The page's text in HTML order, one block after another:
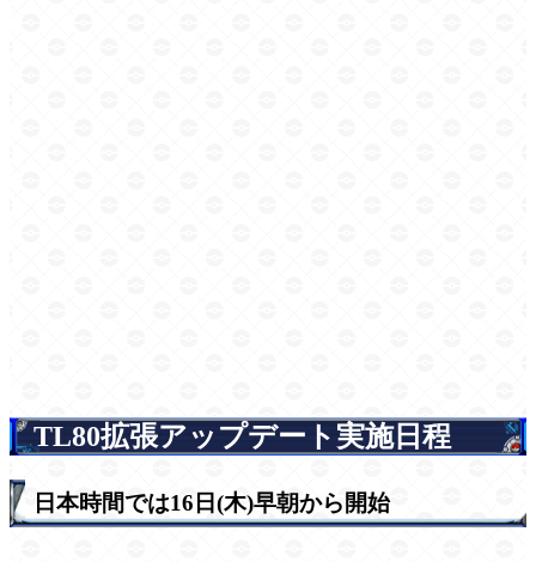
TL80拡張アップデート実施日程
日本時間では16日(木)早朝から開始